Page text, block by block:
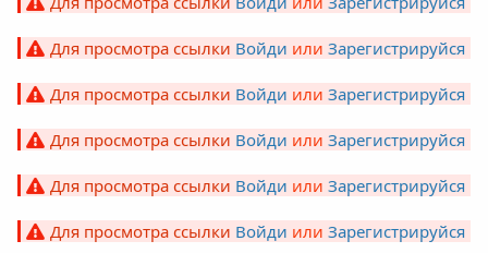
Для просмотра ссылки Войди или Зарегистрируйся
Для просмотра ссылки Войди или Зарегистрируйся
Для просмотра ссылки Войди или Зарегистрируйся
Для просмотра ссылки Войди или Зарегистрируйся
Для просмотра ссылки Войди или Зарегистрируйся